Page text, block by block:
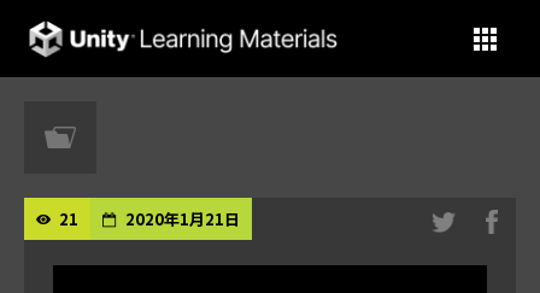
Unity Learning Materials
21 2020年1月21日